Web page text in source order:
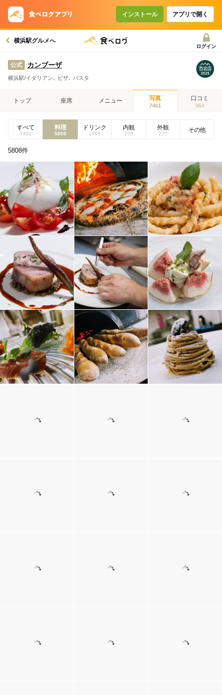
インストール アプリで開く
横浜駅グルメへ
ログイン
公式 カンブーザ
横浜駅/イタリアン､ ピザ､ パスタ
トップ 座席 メニュー 写真
7461
口コミ
964
すべて
7461
料理
5808
ドリンク
1095
内観
270
外観
277
その他
5808件